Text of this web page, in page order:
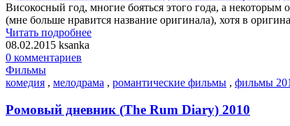
Високосный год, многие бояться этого года, а
(мне больше нравится название оригинала), хотя в
Читать подробнее
08.02.2015 ksanka
0 комментариев
Фильмы
комедия , мелодрама , романтические фильмы , фильмы
Ромовый дневник (The Rum Diary) 2010